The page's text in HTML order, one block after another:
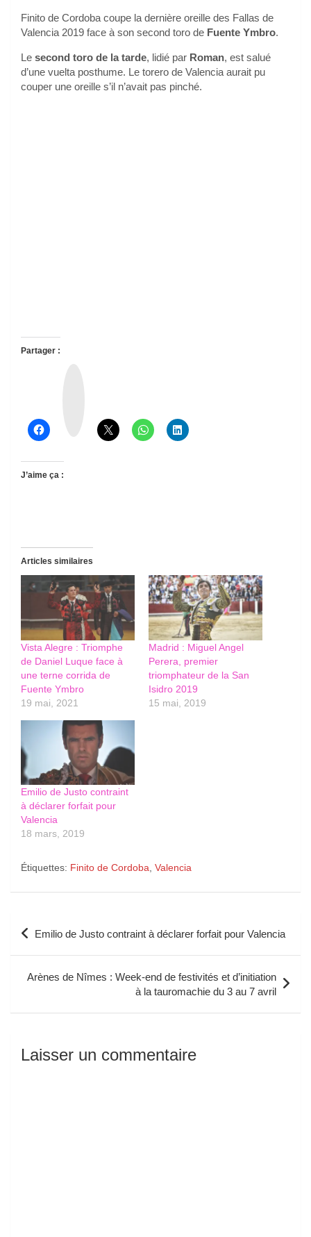
Finito de Cordoba coupe la dernière oreille des Fallas de
Valencia 2019 face à son second toro de Fuente Ymbro.
Le second toro de la tarde, lidié par Roman, est salué
d’une vuelta posthume. Le torero de Valencia aurait pu
couper une oreille s’il n’avait pas pinché.
Partager :
J’aime ça :
Articles similaires
Vista Alegre : Triomphe
de Daniel Luque face à
une terne corrida de
Fuente Ymbro
19 mai, 2021
Madrid : Miguel Angel
Perera, premier
triomphateur de la San
Isidro 2019
15 mai, 2019
Emilio de Justo contraint
à déclarer forfait pour
Valencia
18 mars, 2019
Étiquettes: Finito de Cordoba, Valencia
Navigation
Emilio de Justo contraint à déclarer forfait pour Valencia
Arènes de Nîmes : Week-end de festivités et d’initiation
à la tauromachie du 3 au 7 avril
Laisser un commentaire